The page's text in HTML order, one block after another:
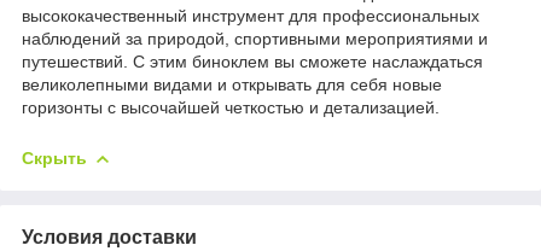
высококачественный инструмент для профессиональных
наблюдений за природой, спортивными мероприятиями и
путешествий. С этим биноклем вы сможете наслаждаться
великолепными видами и открывать для себя новые
горизонты с высочайшей четкостью и детализацией.
Скрыть
Условия доставки